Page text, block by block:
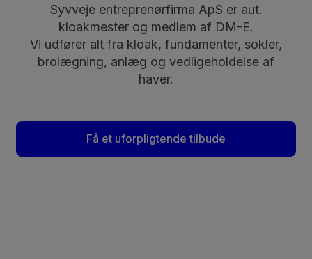
Syvveje entreprenørfirma ApS er aut.
kloakmester og medlem af DM-E.
Vi udfører alt fra kloak, fundamenter, sokler,
brolægning, anlæg og vedligeholdelse af
haver.
Få et uforpligtende tilbude